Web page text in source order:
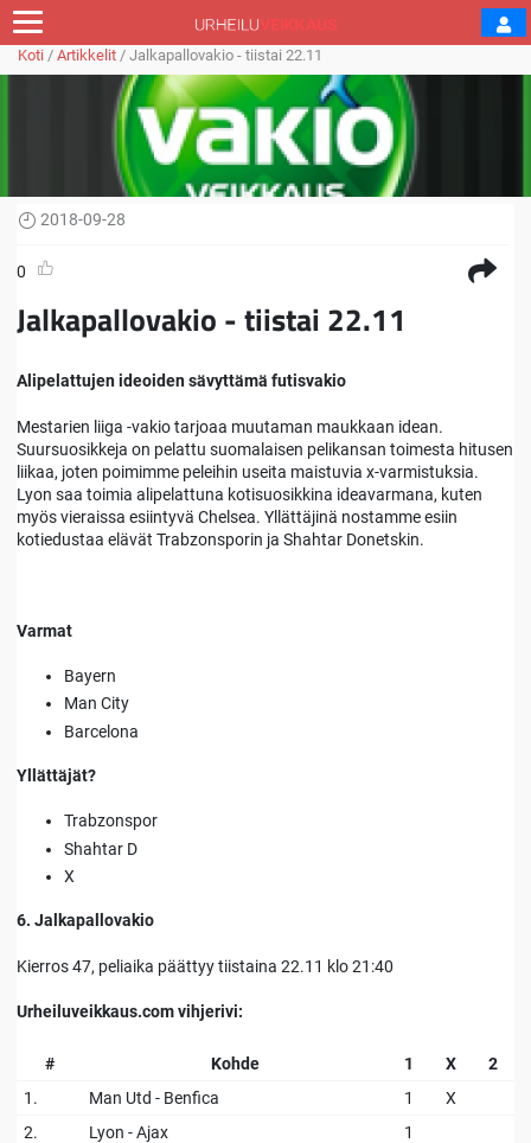
Koti / Artikkelit / Jalkapallovakio - tiistai 22.11
2018-09-28
0
Jalkapallovakio - tiistai 22.11
Alipelattujen ideoiden sävyttämä futisvakio
Mestarien liiga -vakio tarjoaa muutaman maukkaan idean.
Suursuosikkeja on pelattu suomalaisen pelikansan toimesta hitusen
liikaa, joten poimimme peleihin useita maistuvia x-varmistuksia.
Lyon saa toimia alipelattuna kotisuosikkina ideavarmana, kuten
myös vieraissa esiintyvä Chelsea. Yllättäjinä nostamme esiin
kotiedustaa elävät Trabzonsporin ja Shahtar Donetskin.
Varmat
Bayern
Man City
Barcelona
Yllättäjät?
Trabzonspor
Shahtar D
X
6. Jalkapallovakio
Kierros 47, peliaika päättyy tiistaina 22.11 klo 21:40
Urheiluveikkaus.com vihjerivi:
# Kohde 1 X
2
1.
Man Utd - Benfica 1
X
2.
Lyon - Ajax
1